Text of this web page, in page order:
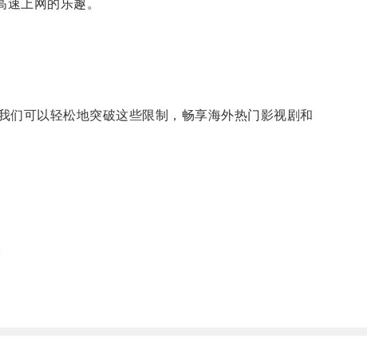
上网的乐趣。
可以轻松地突破这些限制，畅享海外热门影视剧和